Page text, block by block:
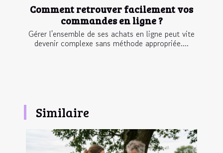
Comment retrouver facilement vos
commandes en ligne ?
Gérer l'ensemble de ses achats en ligne peut vite
devenir complexe sans méthode appropriée....
Similaire